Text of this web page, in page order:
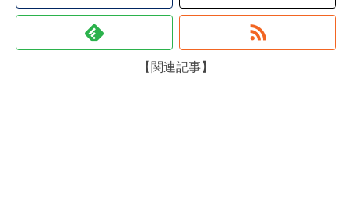
【関連記事】